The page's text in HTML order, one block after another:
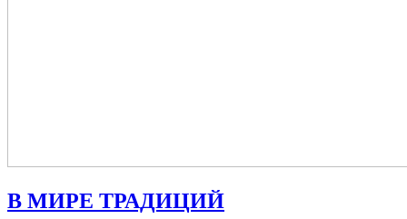
В МИРЕ ТРАДИЦИЙ